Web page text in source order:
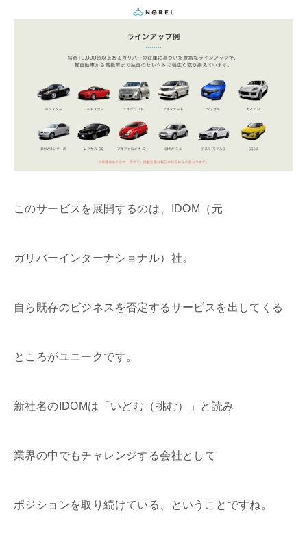
このサービスを展開するのは、IDOM（元
ガリバーインターナショナル）社。
自ら既存のビジネスを否定するサービスを出してくる
ところがユニークです。
新社名のIDOMは「いどむ（挑む）」と読み
業界の中でもチャレンジする会社として
ポジションを取り続けている、ということですね。